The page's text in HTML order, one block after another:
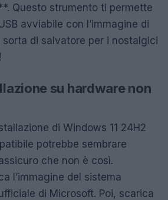
Questo strumento ti permette
avviabile con l’immagine di
sorta di salvatore per i nostalgici
su hardware non
di Windows 11 24H2
potrebbe sembrare
che non è così.
l’immagine del sistema
di Microsoft. Poi, scarica